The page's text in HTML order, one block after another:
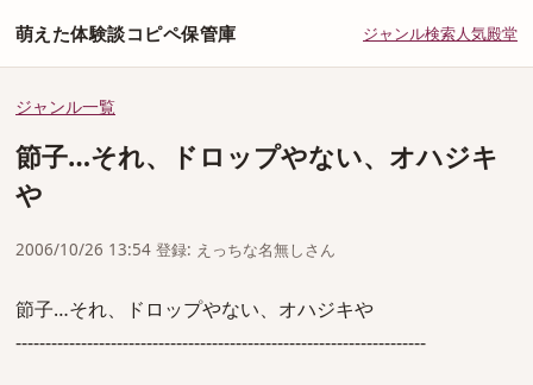
萌えた体験談コピペ保管庫 ジャンル検索人気殿堂
ジャンル一覧
節子…それ、ドロップやない、オハジキ
や
2006/10/26 13:54 登録: えっちな名無しさん
節子…それ、ドロップやない、オハジキや
---------------------------------------------------------------------